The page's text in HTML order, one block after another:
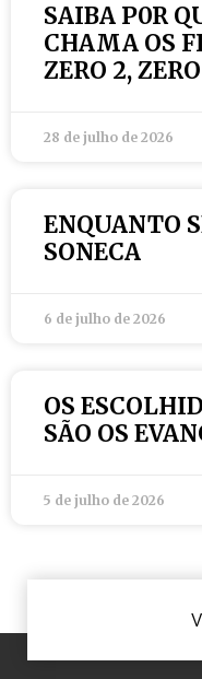
SAIBA P0R
CHAMA OS
ZERO 2,
28 de julho de 2026
ENQUANTO
SONECA
6 de julho de 2026
OS
SÃO OS
5 de julho de 2026